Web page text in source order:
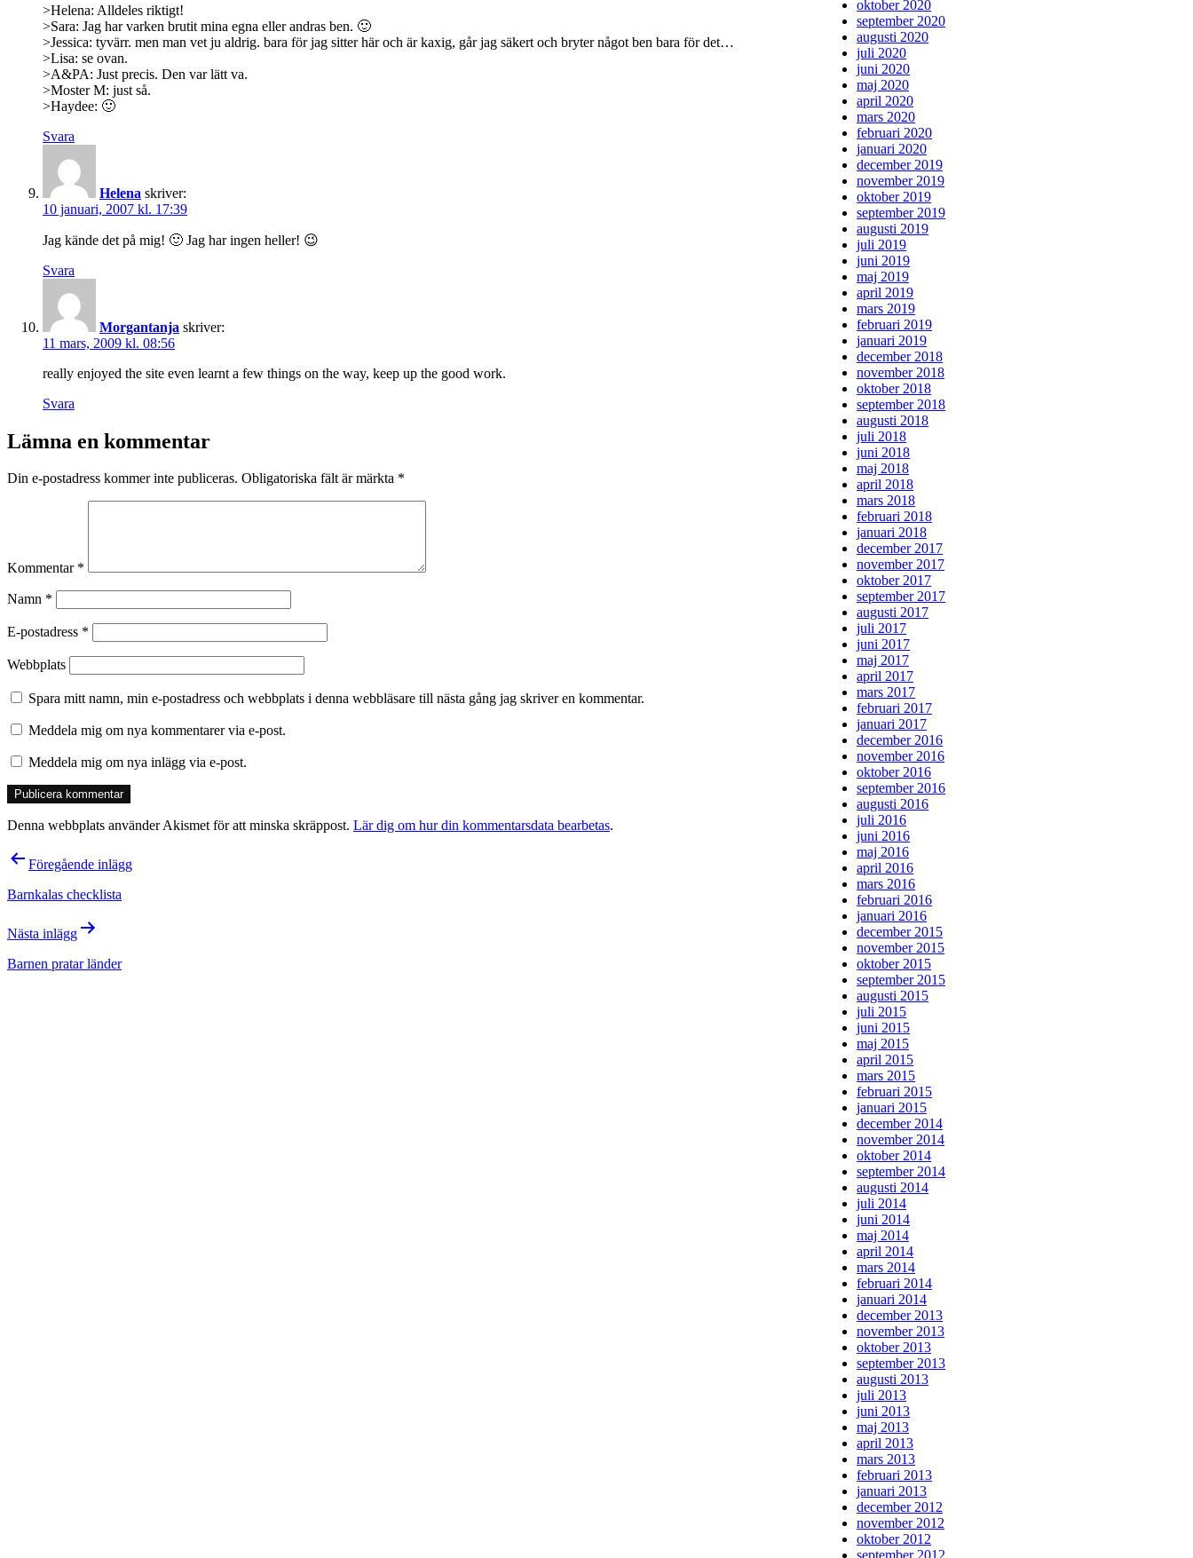
>Helena: Alldeles riktigt!
>Sara: Jag har varken brutit mina egna eller andras ben. 🙂
>Jessica: tyvärr. men man vet ju aldrig. bara för jag sitter här och är kaxig, går jag säkert och bryter något ben bara för det…
>Lisa: se ovan.
>A&PA: Just precis. Den var lätt va.
>Moster M: just så.
>Haydee: 🙂
Svara
Helena skriver:
10 januari, 2007 kl. 17:39
Jag kände det på mig! 🙂 Jag har ingen heller! 😉
Svara
Morgantanja skriver:
11 mars, 2009 kl. 08:56
really enjoyed the site even learnt a few things on the way, keep up the good work.
Svara
Lämna en kommentar
Din e-postadress kommer inte publiceras. Obligatoriska fält är märkta *
Kommentar *
Namn *
E-postadress *
Webbplats
Spara mitt namn, min e-postadress och webbplats i denna webbläsare till nästa gång jag skriver en kommentar.
Meddela mig om nya kommentarer via e-post.
Meddela mig om nya inlägg via e-post.
Denna webbplats använder Akismet för att minska skräppost. Lär dig om hur din kommentarsdata bearbetas.
Inläggsnavigering
Föregående inlägg
Barnkalas checklista
Nästa inlägg
Barnen pratar länder
oktober 2020
september 2020
augusti 2020
juli 2020
juni 2020
maj 2020
april 2020
mars 2020
februari 2020
januari 2020
december 2019
november 2019
oktober 2019
september 2019
augusti 2019
juli 2019
juni 2019
maj 2019
april 2019
mars 2019
februari 2019
januari 2019
december 2018
november 2018
oktober 2018
september 2018
augusti 2018
juli 2018
juni 2018
maj 2018
april 2018
mars 2018
februari 2018
januari 2018
december 2017
november 2017
oktober 2017
september 2017
augusti 2017
juli 2017
juni 2017
maj 2017
april 2017
mars 2017
februari 2017
januari 2017
december 2016
november 2016
oktober 2016
september 2016
augusti 2016
juli 2016
juni 2016
maj 2016
april 2016
mars 2016
februari 2016
januari 2016
december 2015
november 2015
oktober 2015
september 2015
augusti 2015
juli 2015
juni 2015
maj 2015
april 2015
mars 2015
februari 2015
januari 2015
december 2014
november 2014
oktober 2014
september 2014
augusti 2014
juli 2014
juni 2014
maj 2014
april 2014
mars 2014
februari 2014
januari 2014
december 2013
november 2013
oktober 2013
september 2013
augusti 2013
juli 2013
juni 2013
maj 2013
april 2013
mars 2013
februari 2013
januari 2013
december 2012
november 2012
oktober 2012
september 2012